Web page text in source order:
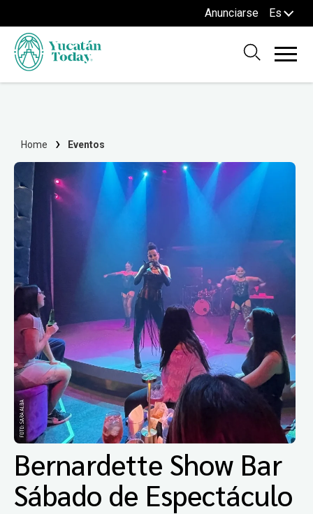
Anunciarse Es
Home Eventos
Bernardette Show Bar
Sábado de Espectáculo